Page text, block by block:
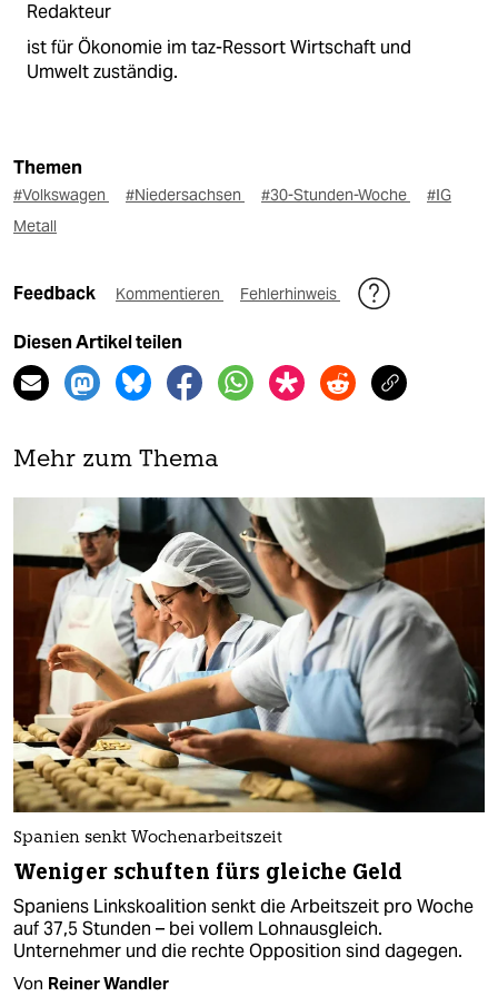
Redakteur
ist für Ökonomie im taz-Ressort Wirtschaft und
Umwelt zuständig.
Themen
#Volkswagen #Niedersachsen #30-Stunden-Woche
#IG
Metall
Feedback Kommentieren Fehlerhinweis
Diesen Artikel teilen
Mehr zum Thema
Spanien senkt Wochenarbeitszeit
Weniger schuften fürs gleiche Geld
Spaniens Linkskoalition senkt die Arbeitszeit pro Woche
auf 37,5 Stunden – bei vollem Lohnausgleich.
Unternehmer und die rechte Opposition sind dagegen.
Von Reiner Wandler